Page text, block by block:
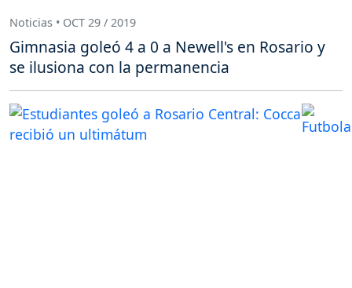
Noticias • OCT 29 / 2019
Gimnasia goleó 4 a 0 a Newell's en Rosario y
se ilusiona con la permanencia